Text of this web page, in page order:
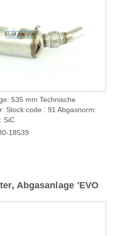
535 mm Technische
Stock code : 91 Abgasnorm:
SiC
18539
Abgasanlage 'EVO